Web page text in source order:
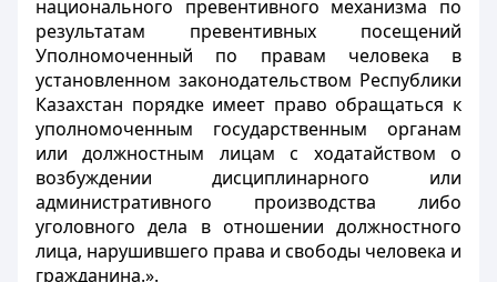
национального превентивного механизма по
результатам превентивных посещений
Уполномоченный по правам человека в
установленном законодательством Республики
Казахстан порядке имеет право обращаться к
уполномоченным государственным органам
или должностным лицам с ходатайством о
возбуждении дисциплинарного или
административного производства либо
уголовного дела в отношении должностного
лица, нарушившего права и свободы человека и
гражданина.».